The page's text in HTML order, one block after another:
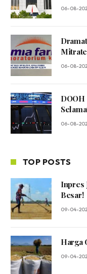
06-08-
06-08-
DOOH
06-08-
TOP POSTS
Inpres
Besar!
09-04-
Harga
09-04-